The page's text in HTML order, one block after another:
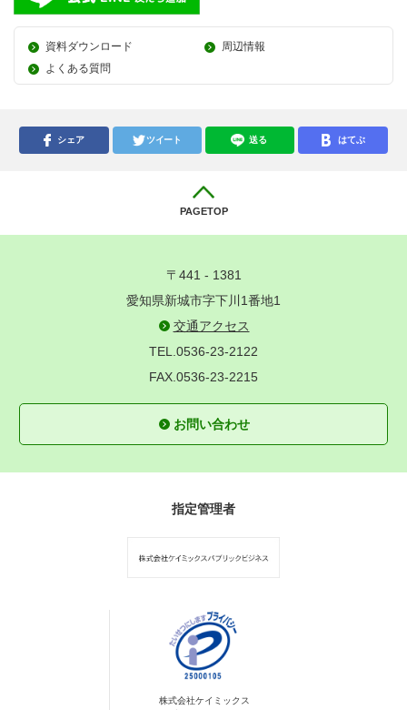
資料ダウンロード
周辺情報
よくある質問
シェア ツイート 送る はてぶ
PAGETOP
〒441 - 1381
愛知県新城市字下川1番地1
交通アクセス
TEL.0536-23-2122
FAX.0536-23-2215
お問い合わせ
指定管理者
株式会社ケイミックス